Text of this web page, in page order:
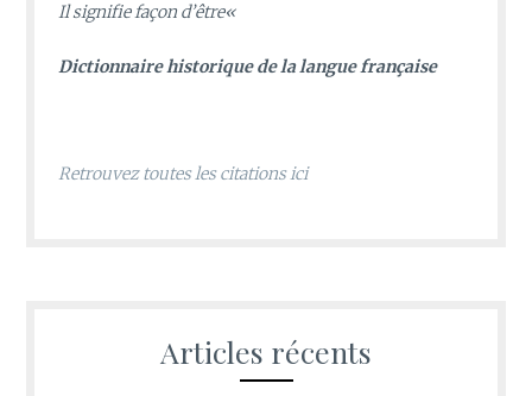
Il signifie façon d’être«
Dictionnaire historique de la langue française
Retrouvez toutes les citations ici
Articles récents